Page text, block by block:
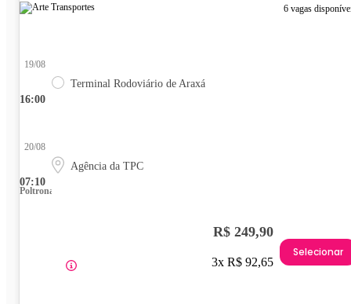
6 vagas
16:00
19/08
Terminal Rodoviário de Araxá
07:10
20/08
Agência da TPC
Poltrona
R$ 249,90
3x R$ 92,65
Selecionar